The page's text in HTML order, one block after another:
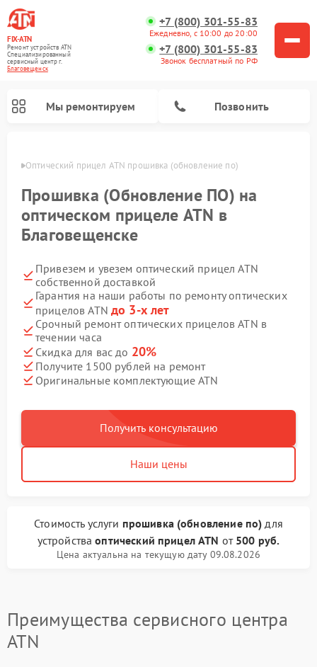
FIX-ATN
Ремонт устройств ATN
Специализированный
cервисный центр г.
Благовещенск
+7 (800) 301-55-83
Ежедневно, с 10:00 до 20:00
+7 (800) 301-55-83
Звонок бесплатный по РФ
Мы ремонтируем Позвонить
Оптический прицел ATN прошивка (обновление по)
Прошивка (Обновление ПО) на
оптическом прицеле ATN в
Благовещенске
Привезем и увезем оптический прицел ATN
собственной доставкой
Гарантия на наши работы по ремонту оптических
прицелов ATN до 3-х лет
Срочный ремонт оптических прицелов ATN в
течении часа
Скидка для вас до 20%
Получите 1500 рублей на ремонт
Оригинальные комплектующие ATN
Получить консультацию
Наши цены
Стоимость услуги прошивка (обновление по) для
устройстваоптический прицел ATN от 500 руб.
Цена актуальна на текущую дату 09.08.2026
Преимущества сервисного центра
ATN